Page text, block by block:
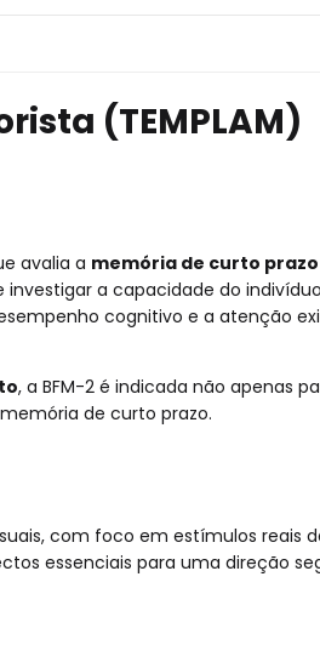
(TEMPLAM)
avalia a memória de curto prazo
investigar a capacidade do
cognitivo e a atenção
, a BFM-2 é indicada não apenas
de curto prazo.
com foco em estímulos reais
essenciais para uma direção